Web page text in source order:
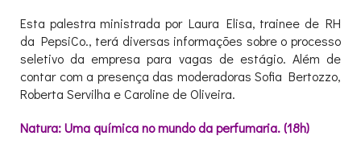
Esta palestra ministrada por Laura Elisa, trainee de RH
da PepsiCo., terá diversas informações sobre o processo
seletivo da empresa para vagas de estágio. Além de
contar com a presença das moderadoras Sofia Bertozzo,
Roberta Servilha e Caroline de Oliveira.
Natura: Uma química no mundo da perfumaria. (18h)